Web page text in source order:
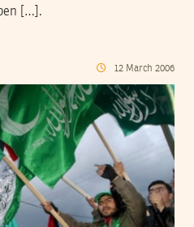
[…].
12 March 2006